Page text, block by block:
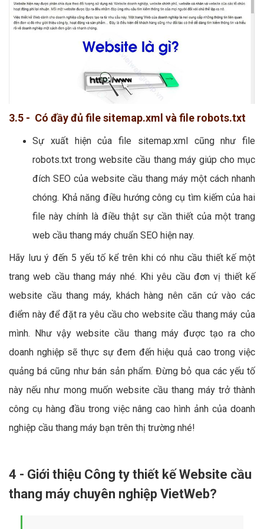
3.5 - Có đầy đủ file sitemap.xml và file robots.txt
Sự xuất hiện của file sitemap.xml cũng như file
robots.txt trong website cầu thang máy giúp cho mục
đích SEO của website cầu thang máy một cách nhanh
chóng. Khả năng điều hướng công cụ tìm kiếm của hai
file này chính là điều thật sự cần thiết của một trang
web cầu thang máy chuẩn SEO hiện nay.
Hãy lưu ý đến 5 yếu tố kể trên khi có nhu cầu thiết kế một
trang web cầu thang máy nhé. Khi yêu cầu đơn vị thiết kế
website cầu thang máy, khách hàng nên căn cứ vào các
điểm này để đặt ra yêu cầu cho website cầu thang máy của
mình. Như vậy website cầu thang máy được tạo ra cho
doanh nghiệp sẽ thực sự đem đến hiệu quả cao trong việc
quảng bá cũng như bán sản phẩm. Đừng bỏ qua các yếu tố
này nếu như mong muốn website cầu thang máy trở thành
công cụ hàng đầu trong việc nâng cao hình ảnh của doanh
nghiệp cầu thang máy bạn trên thị trường nhé!
4 - Giới thiệu Công ty thiết kế Website cầu
thang máy chuyên nghiệp VietWeb?